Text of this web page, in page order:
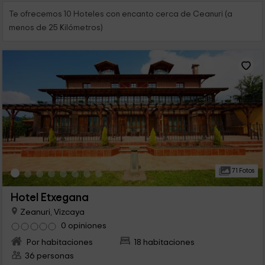
Te ofrecemos 10 Hoteles con encanto cerca de Ceanuri (a
menos de 25 Kilómetros)
71 Fotos
Hotel Etxegana
Zeanuri, Vizcaya
0 opiniones
Por habitaciones
18 habitaciones
36 personas